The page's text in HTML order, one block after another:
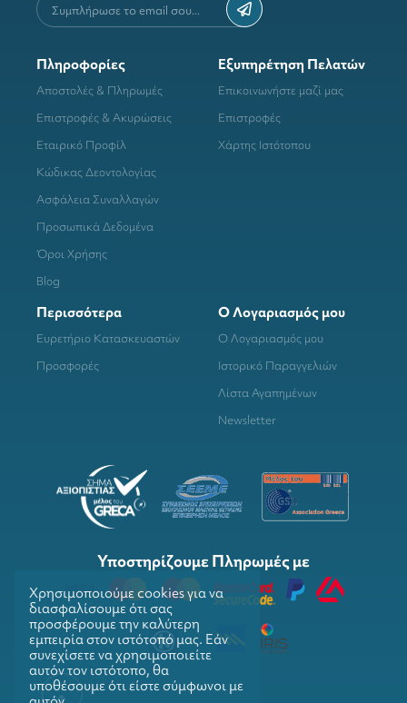
Πληροφορίες
Αποστολές & Πληρωμές
Επιστροφές & Ακυρώσεις
Εταιρικό Προφίλ
Κώδικας Δεοντολογίας
Ασφάλεια Συναλλαγών
Προσωπικά Δεδομένα
Όροι Χρήσης
Blog
Εξυπηρέτηση Πελατών
Επικοινωνήστε μαζί μας
Επιστροφές
Χάρτης Ιστότοπου
Περισσότερα
Ευρετήριο Κατασκευαστών
Προσφορές
Ο Λογαριασμός μου
Ο Λογαριασμός μου
Ιστορικό Παραγγελιών
Λίστα Αγαπημένων
Newsletter
Υποστηρίζουμε Πληρωμές με
Χρησιμοποιούμε cookies για να
διασφαλίσουμε ότι σας
προσφέρουμε την καλύτερη
εμπειρία στον ιστότοπό μας. Εάν
συνεχίσετε να χρησιμοποιείτε
αυτόν τον ιστότοπο, θα
υποθέσουμε ότι είστε σύμφωνοι με